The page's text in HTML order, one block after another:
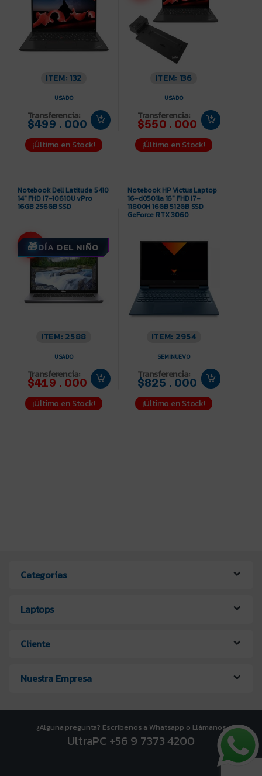
ITEM: 132
USADO
Transferencia:
$499.000
¡Último en Stock!
ITEM: 136
USADO
Transferencia:
$550.000
¡Último en Stock!
Notebook Dell Latitude 5410
14″ FHD i7-10610U vPro
16GB 256GB SSD
-7%DÍA DEL NIÑO
ITEM: 2588
USADO
Transferencia:
$419.000
¡Último en Stock!
Notebook HP Victus Laptop
16-d0501la 16″ FHD i7-
11800H 16GB 512GB SSD
GeForce RTX 3060
ITEM: 2954
SEMINUEVO
Transferencia:
$825.000
¡Último en Stock!
Categorías
Laptops
Cliente
Nuestra Empresa
¿Alguna pregunta? Escríbenos a Whatsapp o Llámanos
UltraPC +56 9 7373 4200